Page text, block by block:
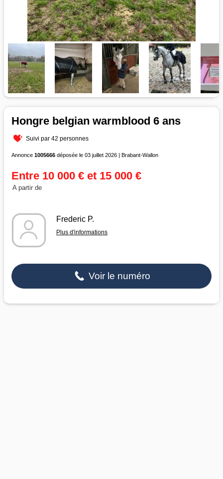
Hongre belgian warmblood 6 ans
Suivi par 42 personnes
Annonce 1005666 déposée le 03 juillet 2026 | Brabant-Wallon
Entre 10 000 € et 15 000 €
A partir de
Frederic P.
Plus d'informations
Voir le numéro